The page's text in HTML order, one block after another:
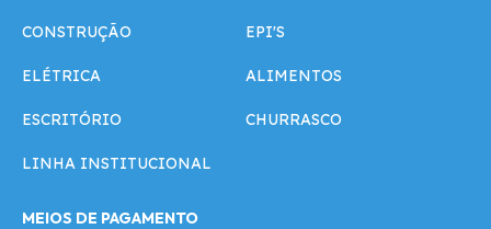
CONSTRUÇÃO EPI'S
ELÉTRICA ALIMENTOS
ESCRITÓRIO CHURRASCO
LINHA INSTITUCIONAL
MEIOS DE PAGAMENTO